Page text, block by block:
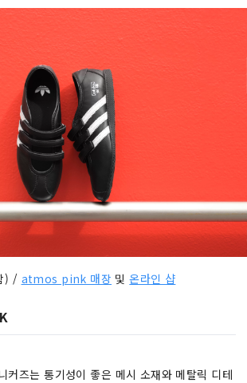
) / atmos pink 매장 및온라인 샵
커즈는 통기성이 좋은 메시 소재와 메탈릭 디테